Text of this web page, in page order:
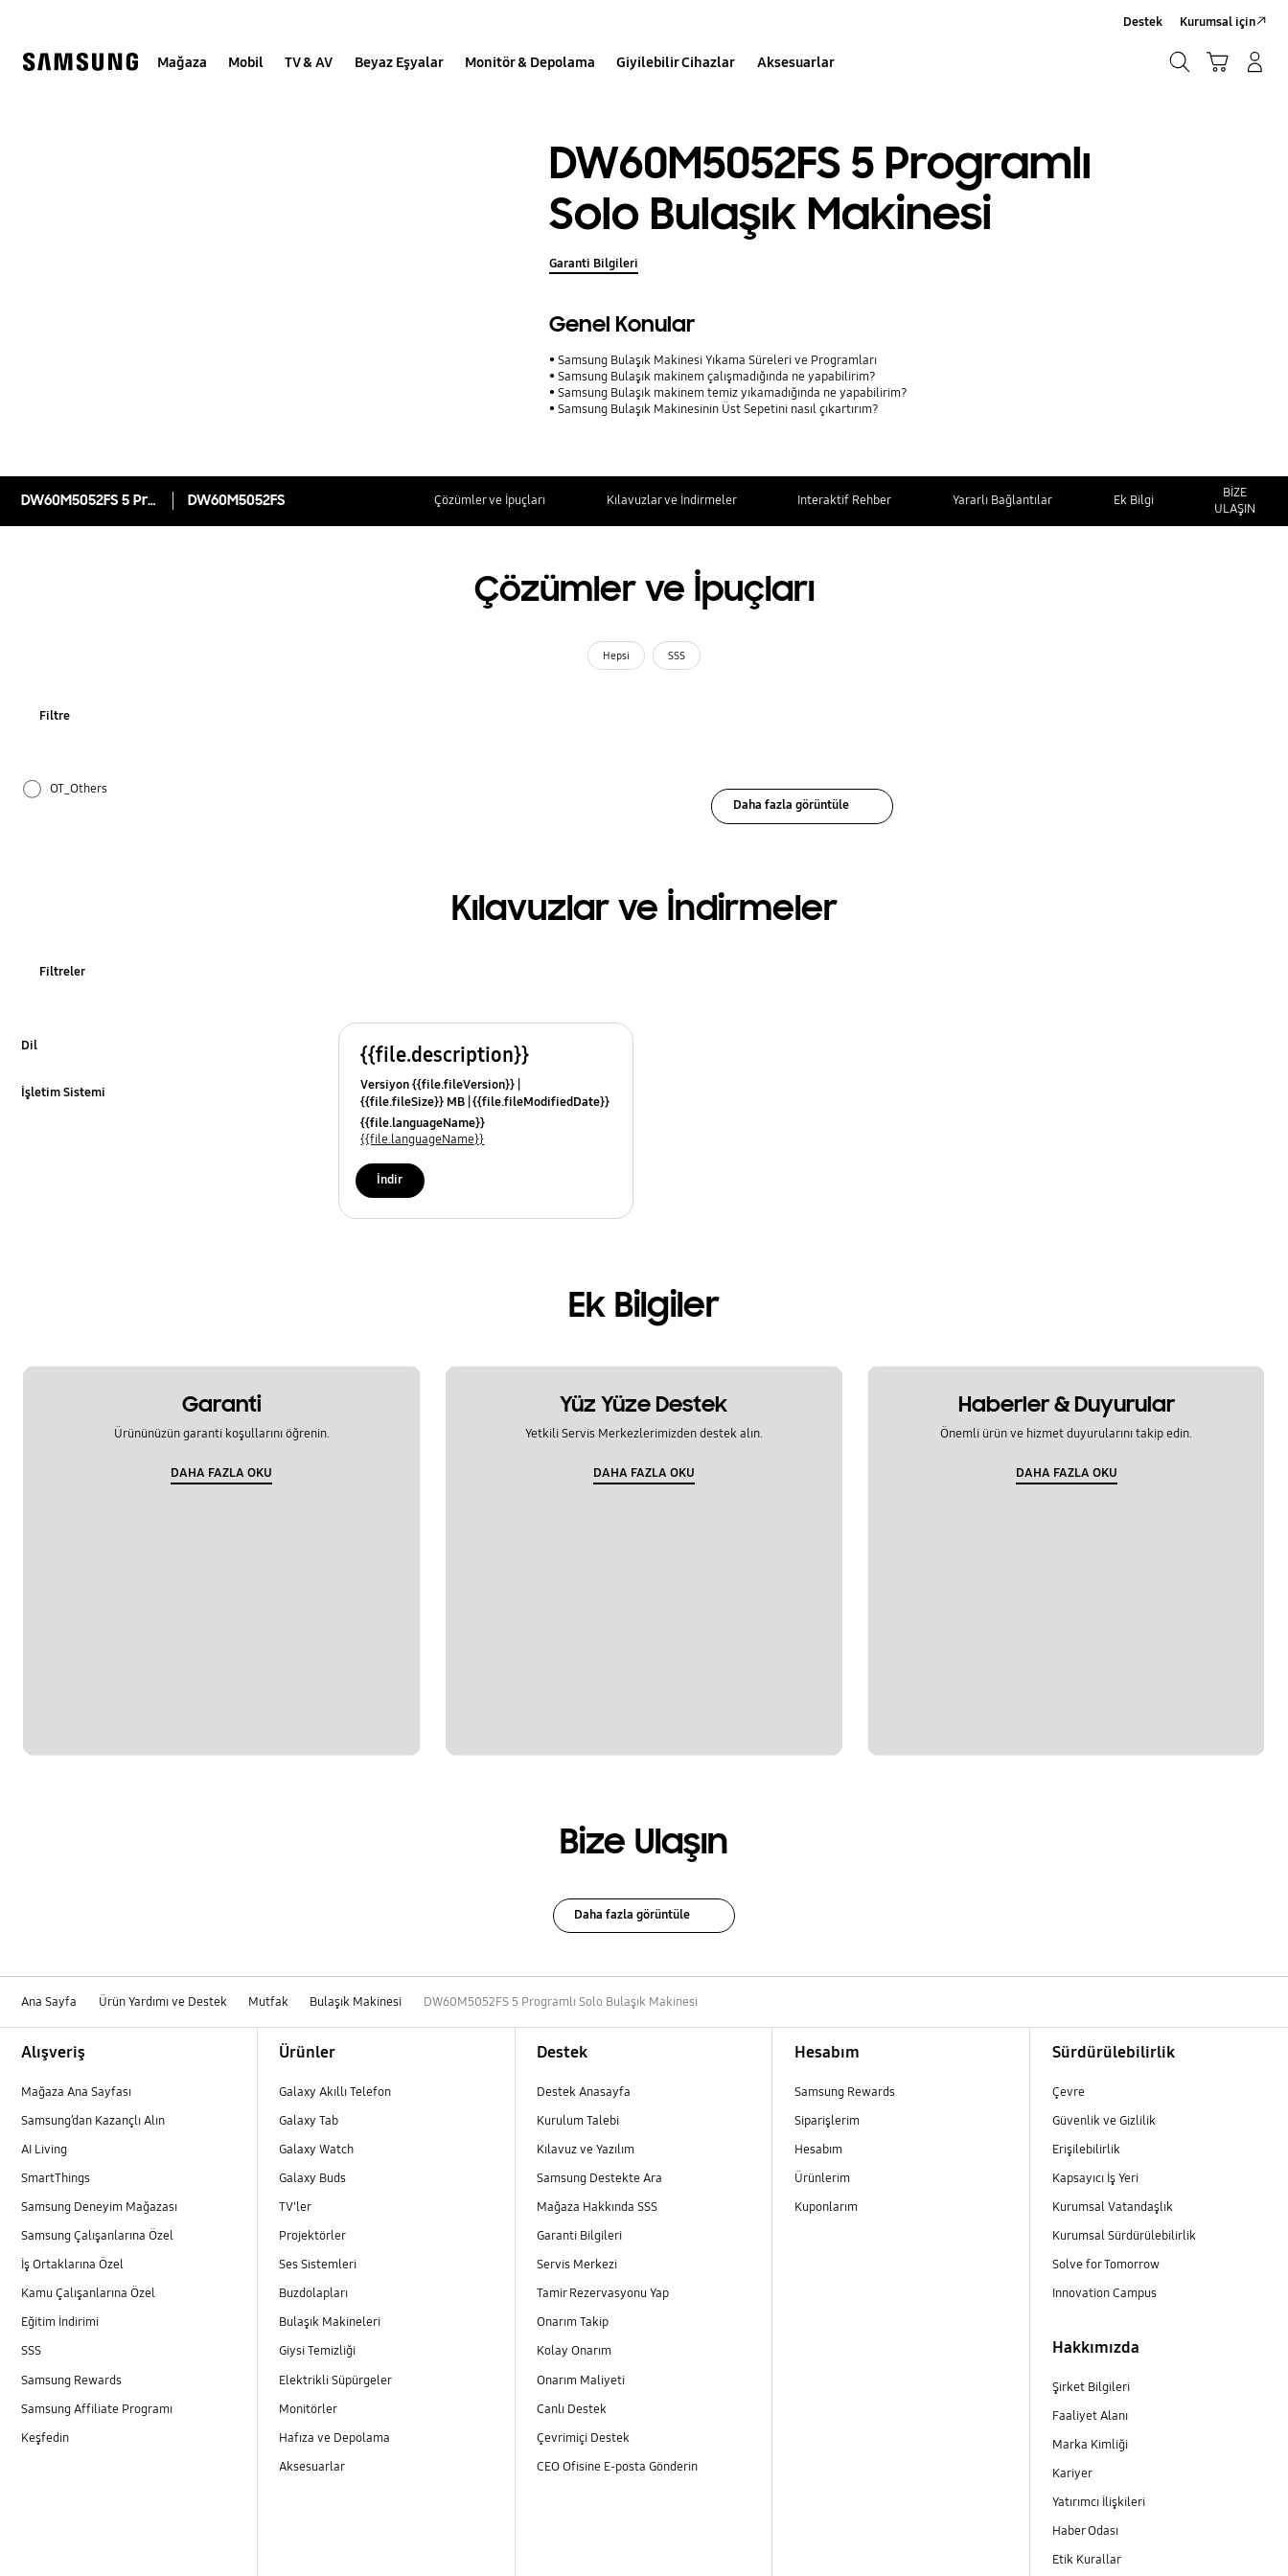
Mağaza Mobil TV & AV Beyaz Eşyalar Monitör & Depolama Giyilebilir Cihazlar Aksesuarlar
Destek Kurumsal için
DW60M5052FS 5 Programlı
Solo Bulaşık Makinesi
Garanti Bilgileri
Genel Konular
Samsung Bulaşık Makinesi Yıkama Süreleri ve Programları
Samsung Bulaşık makinem çalışmadığında ne yapabilirim?
Samsung Bulaşık makinem temiz yıkamadığında ne yapabilirim?
Samsung Bulaşık Makinesinin Üst Sepetini nasıl çıkartırım?
DW60M5052FS 5 Programlı Solo Bulaşık Makinesi DW60M5052FS Çözümler ve İpuçları Kılavuzlar ve İndirmeler Interaktif Rehber Yararlı Bağlantılar Ek Bilgi
BİZE
ULAŞIN
Çözümler ve İpuçları
Hepsi SSS
Filtre
OT_Others
Daha fazla görüntüle
Kılavuzlar ve İndirmeler
Filtreler
Dil
İşletim Sistemi
{{file.description}}
Versiyon {{file.fileVersion}}
{{file.fileSize}} MB {{file.fileModifiedDate}}
{{file.osNames}}
{{file.languageName}}
{{file.languageName}}
İndir
Ek Bilgiler
Garanti
Ürününüzün garanti koşullarını öğrenin.
DAHA FAZLA OKU
Yüz Yüze Destek
Yetkili Servis Merkezlerimizden destek alın.
DAHA FAZLA OKU
Haberler & Duyurular
Önemli ürün ve hizmet duyurularını takip edin.
DAHA FAZLA OKU
Bize Ulaşın
Daha fazla görüntüle
Ana Sayfa Ürün Yardımı ve Destek Mutfak Bulaşık Makinesi DW60M5052FS 5 Programlı Solo Bulaşık Makinesi
Alışveriş
Mağaza Ana Sayfası
Samsung’dan Kazançlı Alın
AI Living
SmartThings
Samsung Deneyim Mağazası
Samsung Çalışanlarına Özel
İş Ortaklarına Özel
Kamu Çalışanlarına Özel
Eğitim İndirimi
SSS
Samsung Rewards
Samsung Affiliate Programı
Keşfedin
Ürünler
Galaxy Akıllı Telefon
Galaxy Tab
Galaxy Watch
Galaxy Buds
TV'ler
Projektörler
Ses Sistemleri
Buzdolapları
Bulaşık Makineleri
Giysi Temizliği
Elektrikli Süpürgeler
Monitörler
Hafıza ve Depolama
Aksesuarlar
Destek
Destek Anasayfa
Kurulum Talebi
Kılavuz ve Yazılım
Samsung Destekte Ara
Mağaza Hakkında SSS
Garanti Bilgileri
Servis Merkezi
Tamir Rezervasyonu Yap
Onarım Takip
Kolay Onarım
Onarım Maliyeti
Canlı Destek
Çevrimiçi Destek
CEO Ofisine E-posta Gönderin
Hesabım
Samsung Rewards
Siparişlerim
Hesabım
Ürünlerim
Kuponlarım
Sürdürülebilirlik
Çevre
Güvenlik ve Gizlilik
Erişilebilirlik
Kapsayıcı İş Yeri
Kurumsal Vatandaşlık
Kurumsal Sürdürülebilirlik
Solve for Tomorrow
Innovation Campus
Hakkımızda
Şirket Bilgileri
Faaliyet Alanı
Marka Kimliği
Kariyer
Yatırımcı İlişkileri
Haber Odası
Etik Kurallar